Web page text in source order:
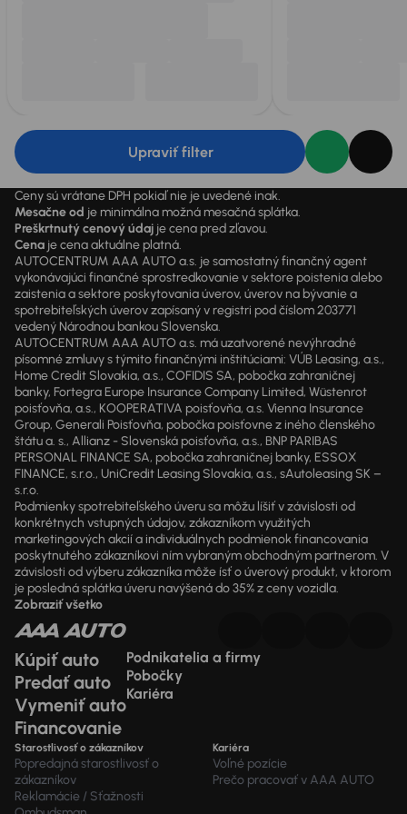
Upraviť filter
Ceny sú vrátane DPH pokiaľ nie je uvedené inak.
Mesačne od je minimálna možná mesačná splátka.
Preškrtnutý cenový údaj je cena pred zľavou.
Cena je cena aktuálne platná.
AUTOCENTRUM AAA AUTO a.s. je samostatný finančný agent
vykonávajúci finančné sprostredkovanie v sektore poistenia alebo
zaistenia a sektore poskytovania úverov, úverov na bývanie a
spotrebiteľských úverov zapísaný v registri pod číslom 203771
vedený Národnou bankou Slovenska.
AUTOCENTRUM AAA AUTO a.s. má uzatvorené nevýhradné
písomné zmluvy s týmito finančnými inštitúciami: VÚB Leasing, a.s.,
Home Credit Slovakia, a.s., COFIDIS SA, pobočka zahraničnej
banky, Fortegra Europe Insurance Company Limited, Wüstenrot
poisťovňa, a.s., KOOPERATIVA poisťovňa, a.s. Vienna Insurance
Group, Generali Poisťovňa, pobočka poisťovne z iného členského
štátu a. s., Allianz - Slovenská poisťovňa, a.s., BNP PARIBAS
PERSONAL FINANCE SA, pobočka zahraničnej banky, ESSOX
FINANCE, s.r.o., UniCredit Leasing Slovakia, a.s., sAutoleasing SK –
s.r.o.
Podmienky spotrebiteľského úveru sa môžu líšiť v závislosti od
konkrétnych vstupných údajov, zákazníkom využitých
marketingových akcií a individuálnych podmienok financovania
poskytnutého zákazníkovi ním vybraným obchodným partnerom. V
závislosti od výberu zákazníka môže ísť o úverový produkt, v ktorom
je posledná splátka úveru navýšená do 35% z ceny vozidla.
Zobraziť všetko
Kúpiť auto
Predať auto
Vymeniť auto
Financovanie
Podnikatelia a firmy
Pobočky
Kariéra
Starostlivosť o zákazníkov
Popredajná starostlivosť o
zákazníkov
Reklamácie / Sťažnosti
Kariéra
Voľné pozície
Prečo pracovať v AAA AUTO